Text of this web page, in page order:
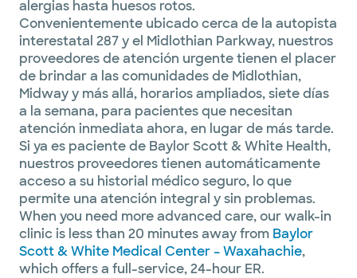
alergias hasta huesos rotos.
Convenientemente ubicado cerca de la autopista
interestatal 287 y el Midlothian Parkway, nuestros
proveedores de atención urgente tienen el placer
de brindar a las comunidades de Midlothian,
Midway y más allá, horarios ampliados, siete días
a la semana, para pacientes que necesitan
atención inmediata ahora, en lugar de más tarde.
Si ya es paciente de Baylor Scott & White Health,
nuestros proveedores tienen automáticamente
acceso a su historial médico seguro, lo que
permite una atención integral y sin problemas.
When you need more advanced care, our walk-in
clinic is less than 20 minutes away from Baylor
Scott & White Medical Center – Waxahachie,
which offers a full-service, 24-hour ER.